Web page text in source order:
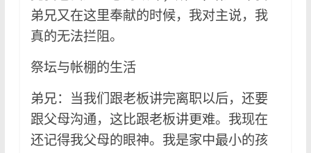
弟兄又在这里奉献的时候，我对主说，我
真的无法拦阻。
祭坛与帐棚的生活
弟兄：当我们跟老板讲完离职以后，还要
跟父母沟通，这比跟老板讲更难。我现在
还记得我父母的眼神。我是家中最小的孩